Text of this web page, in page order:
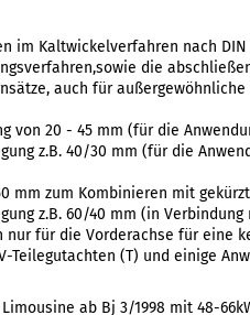
im Kaltwickelverfahren nach
die
auch für
von 20 - 45 mm (für die
z.B. 40/30 mm (für die
mm zum Kombinieren mit
z.B. 60/40 mm (in Verbindung
nur für die Vorderachse für eine
Teilegutachten (T) und einige
ab Bj 3/1998 mit 48-